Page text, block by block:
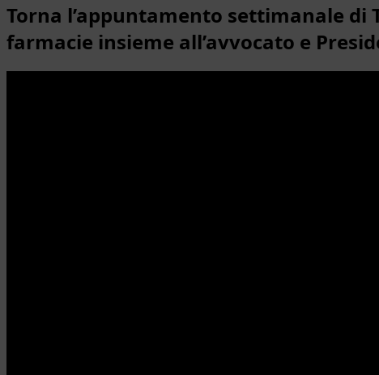
Torna l’appuntamento settimanale di
farmacie insieme all’avvocato e